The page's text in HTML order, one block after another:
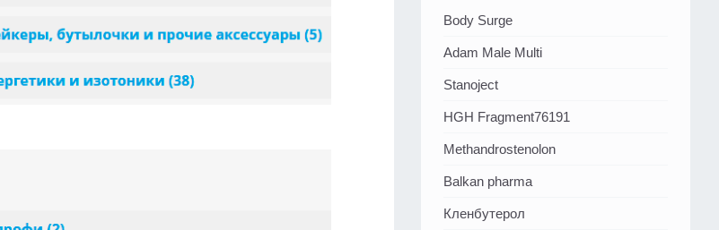
Body Surge
Adam Male Multi
Stanoject
HGH Fragment76191
Methandrostenolon
Balkan pharma
Кленбутерол